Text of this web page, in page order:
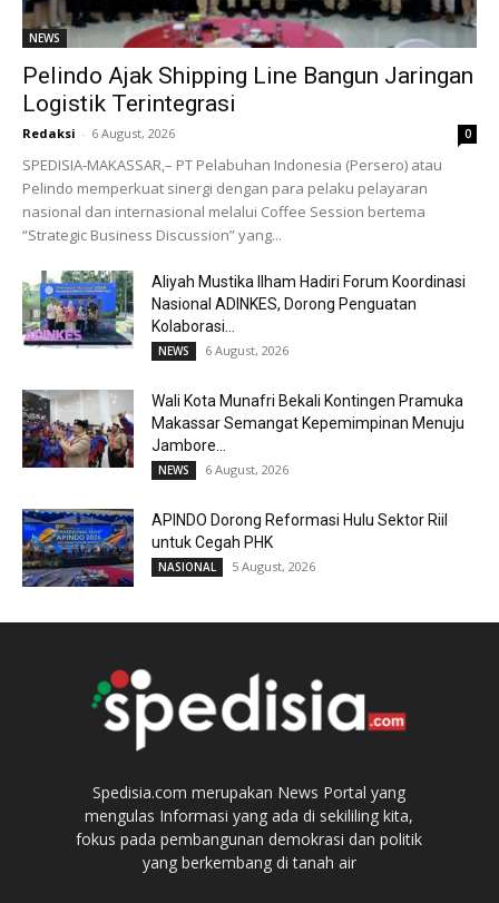
NEWS
Pelindo Ajak Shipping Line Bangun Jaringan
Logistik Terintegrasi
Redaksi - 6 August, 2026 0
SPEDISIA-MAKASSAR,– PT Pelabuhan Indonesia (Persero) atau
Pelindo memperkuat sinergi dengan para pelaku pelayaran
nasional dan internasional melalui Coffee Session bertema
“Strategic Business Discussion” yang...
Aliyah Mustika Ilham Hadiri Forum Koordinasi
Nasional ADINKES, Dorong Penguatan
Kolaborasi...
NEWS 6 August, 2026
Wali Kota Munafri Bekali Kontingen Pramuka
Makassar Semangat Kepemimpinan Menuju
Jambore...
NEWS 6 August, 2026
APINDO Dorong Reformasi Hulu Sektor Riil
untuk Cegah PHK
NASIONAL 5 August, 2026
Spedisia.com merupakan News Portal yang
mengulas Informasi yang ada di sekililing kita,
fokus pada pembangunan demokrasi dan politik
yang berkembang di tanah air